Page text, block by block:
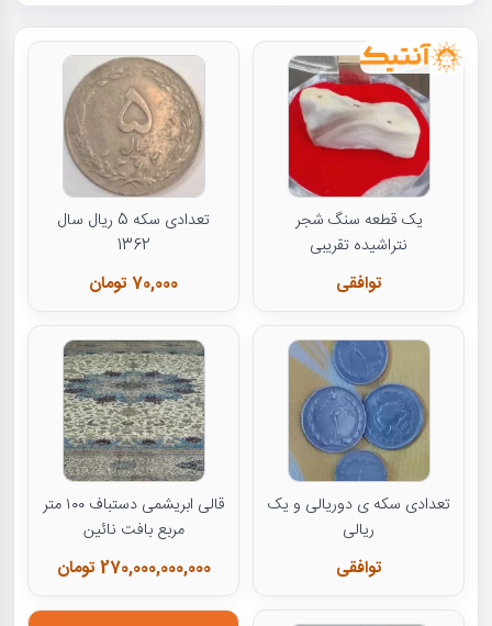
یک قطعه سنگ شجر
نتراشیده تقریبی
توافقی
تعدادی سکه 5 ریال سال
1362
70,000 تومان
تعدادی سکه ی دوریالی و یک
ریالی
توافقی
قالی ابریشمی دستباف ۱۰۰ متر
مربع بافت نائین
270,000,000,000 تومان